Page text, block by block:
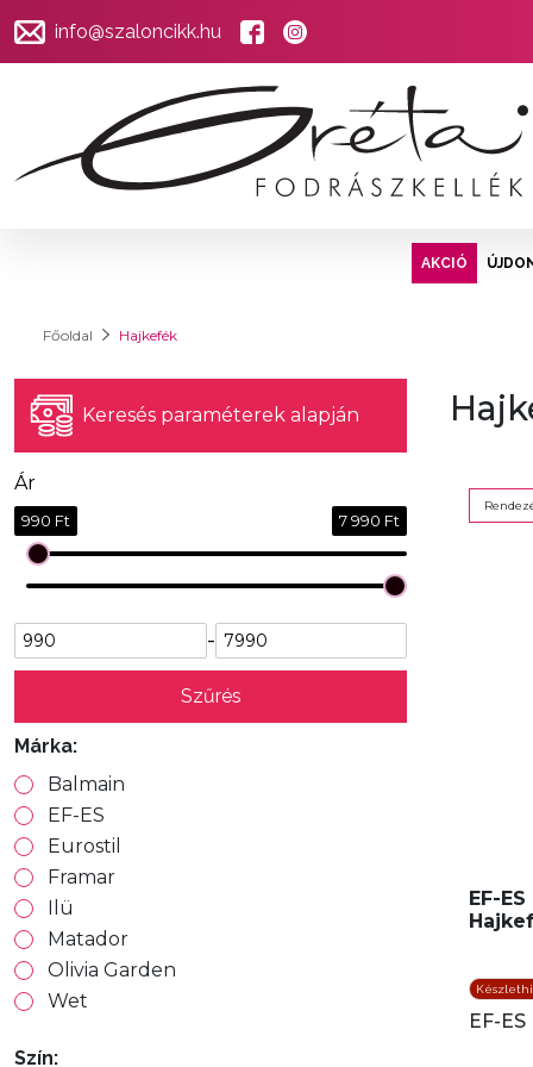
info@szaloncikk.hu
AKCIÓ
Főoldal Hajkefék
Keresés paraméterek alapján
Ár
990 Ft 7 990 Ft
-
Szűrés
Márka:
Balmain
EF-ES
Eurostil
Framar
Ilü
Matador
Olivia Garden
Wet
Szín:
EF-
EF-ES